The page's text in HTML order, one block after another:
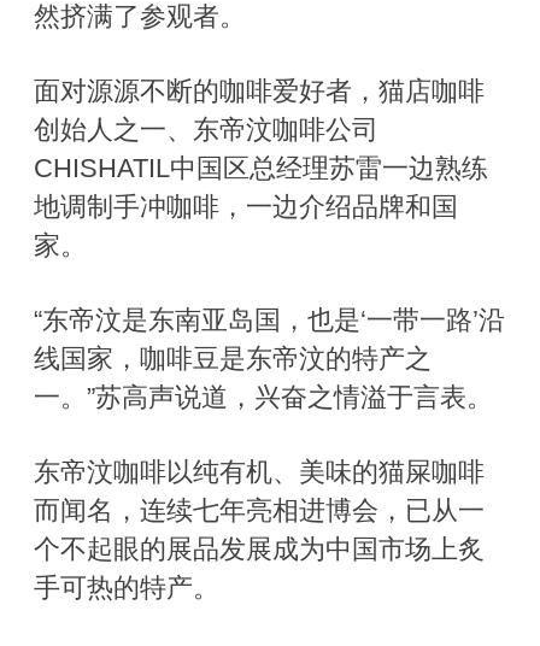
然挤满了参观者。
面对源源不断的咖啡爱好者，猫店咖啡
创始人之一、东帝汶咖啡公司
CHISHATIL中国区总经理苏雷一边熟练
地调制手冲咖啡，一边介绍品牌和国
家。
“东帝汶是东南亚岛国，也是‘一带一路’沿
线国家，咖啡豆是东帝汶的特产之
一。”苏高声说道，兴奋之情溢于言表。
东帝汶咖啡以纯有机、美味的猫屎咖啡
而闻名，连续七年亮相进博会，已从一
个不起眼的展品发展成为中国市场上炙
手可热的特产。